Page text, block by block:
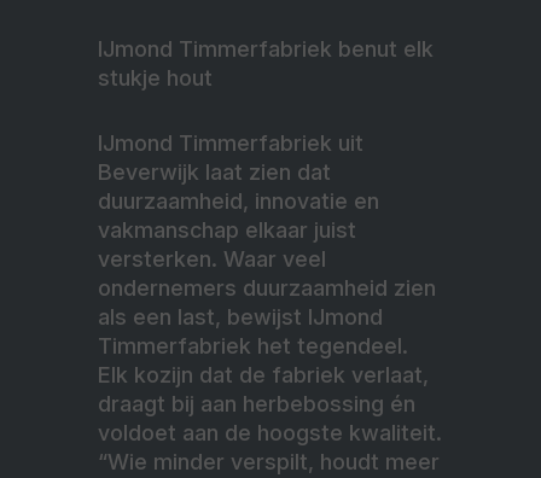
IJmond Timmerfabriek benut elk
stukje hout
IJmond Timmerfabriek uit
Beverwijk laat zien dat
duurzaamheid, innovatie en
vakmanschap elkaar juist
versterken. Waar veel
ondernemers duurzaamheid zien
als een last, bewijst IJmond
Timmerfabriek het tegendeel.
Elk kozijn dat de fabriek verlaat,
draagt bij aan herbebossing én
voldoet aan de hoogste kwaliteit.
“Wie minder verspilt, houdt meer